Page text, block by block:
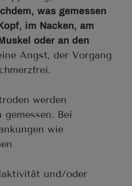
was gemessen
im Nacken, am
oder an den
Angst, der Vorgang
werden
Bei
wie
und/oder